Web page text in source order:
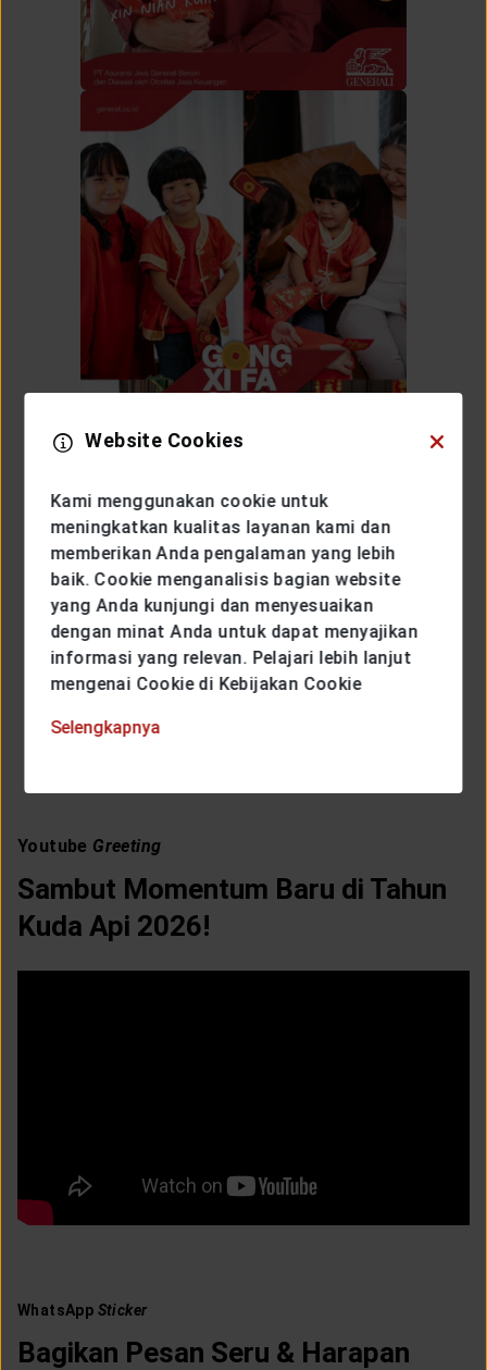
Youtube Greeting
Sambut Momentum Baru di Tahun
Kuda Api 2026!
WhatsApp Sticker
Bagikan Pesan Seru & Harapan
Website Cookies
Kami menggunakan cookie untuk
meningkatkan kualitas layanan kami dan
memberikan Anda pengalaman yang lebih
baik. Cookie menganalisis bagian website
yang Anda kunjungi dan menyesuaikan
dengan minat Anda untuk dapat menyajikan
informasi yang relevan. Pelajari lebih lanjut
mengenai Cookie di Kebijakan Cookie
Selengkapnya